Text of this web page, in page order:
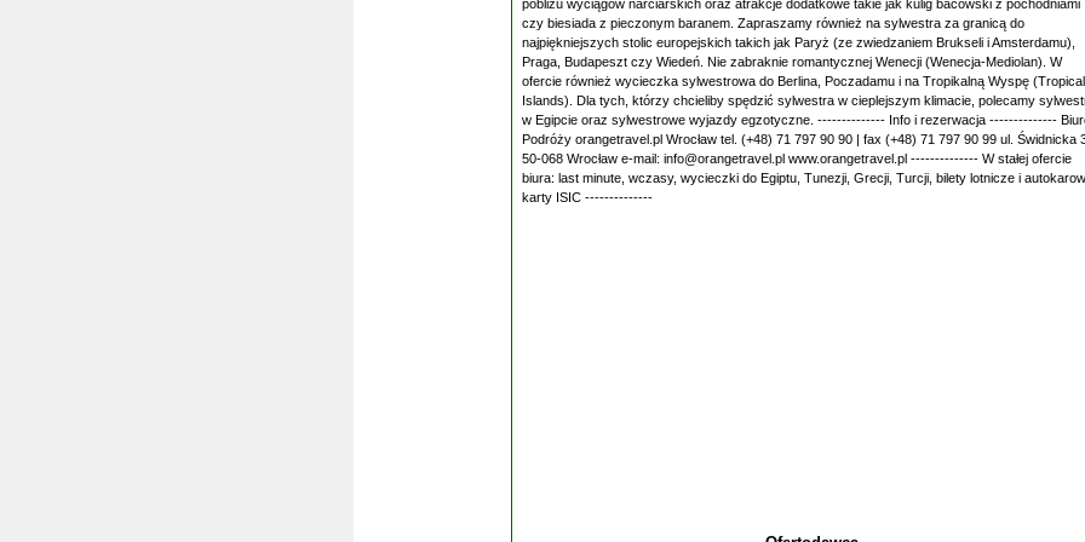
pobliżu wyciągów narciarskich oraz atrakcje dodatkowe takie jak kulig bacowski z pochodniami
czy biesiada z pieczonym baranem. Zapraszamy również na sylwestra za granicą do
najpiękniejszych stolic europejskich takich jak Paryż (ze zwiedzaniem Brukseli i Amsterdamu),
Praga, Budapeszt czy Wiedeń. Nie zabraknie romantycznej Wenecji (Wenecja-Mediolan). W
ofercie również wycieczka sylwestrowa do Berlina, Poczadamu i na Tropikalną Wyspę (Tropical
Islands). Dla tych, którzy chcieliby spędzić sylwestra w cieplejszym klimacie, polecamy
w Egipcie oraz sylwestrowe wyjazdy egzotyczne. -------------- Info i rezerwacja --------------
Podróży orangetravel.pl Wrocław tel. (+48) 71 797 90 90 | fax (+48) 71 797 90 99 ul. Świdnicka
50-068 Wrocław e-mail: info@orangetravel.pl www.orangetravel.pl -------------- W stałej ofercie
biura: last minute, wczasy, wycieczki do Egiptu, Tunezji, Grecji, Turcji, bilety lotnicze i
karty ISIC --------------